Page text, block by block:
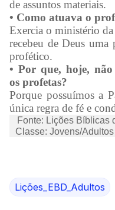
de assuntos materiais.
• Como atuava o
Exercia o ministério
recebeu de Deus uma
profético.
• Por que, hoje, não
os profetas?
Porque possuímos a
única regra de fé e
Fonte: Lições Bíblicas
Classe: Jovens/
Lições_EBD_Adultos